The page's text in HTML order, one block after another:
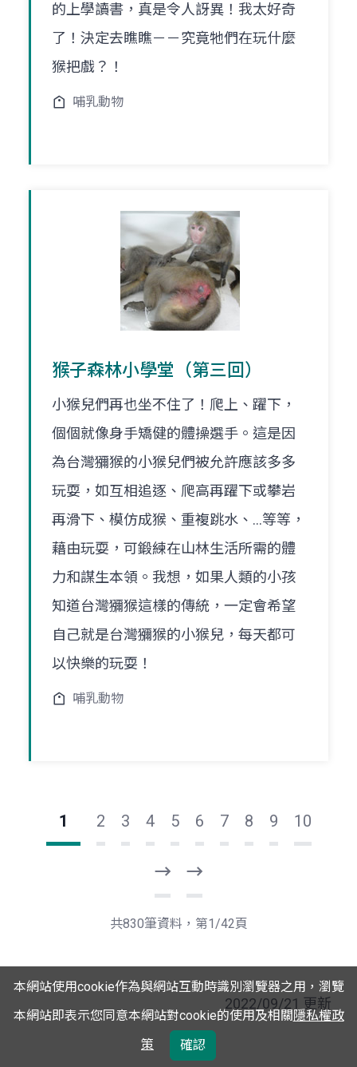
的上學讀書，真是令人訝異！我太好奇
了！決定去瞧瞧－－究竟牠們在玩什麼
猴把戲？！
哺乳動物
猴子森林小學堂（第三回）
小猴兒們再也坐不住了！爬上、躍下，
個個就像身手矯健的體操選手。這是因
為台灣獼猴的小猴兒們被允許應該多多
玩耍，如互相追逐、爬高再躍下或攀岩
再滑下、模仿成猴、重複跳水、…等等，
藉由玩耍，可鍛練在山林生活所需的體
力和謀生本領。我想，如果人類的小孩
知道台灣獼猴這樣的傳統，一定會希望
自己就是台灣獼猴的小猴兒，每天都可
以快樂的玩耍！
哺乳動物
1 2 3 4 5 6 7 8 9 10
一
頁
後
一
共830筆資料，第1/42頁
2022/09/21 更新
本網站使用cookie作為與網站互動時識別瀏覽器之用，瀏覽
本網站即表示您同意本網站對cookie的使用及相關隱私權政
策
確認